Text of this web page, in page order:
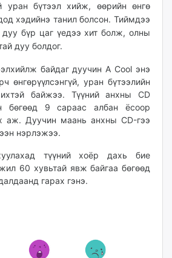
уран бүтээл хийж, өөрийн өнгө
хэдийнэ танил болсон. Тиймдээ
бүр цаг үедээ хит болж, олны
дуу болдог.
байдаг дуучин A Cool энэ
өнгөрүүлсэнгүй, уран бүтээлийн
байжээ. Түүний анхны CD
бөгөөд 9 сараас албан ёсоор
аж. Дуучин маань анхны CD-гээ
нэрлэжээ.
түүний хоёр дахь бие
60 хувьтай явж байгаа бөгөөд
гарах гэнэ.